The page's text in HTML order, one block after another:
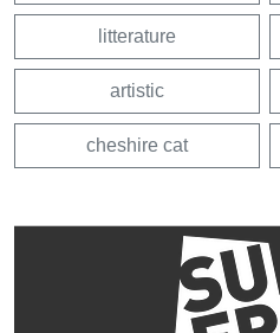
litterature
artistic
cheshire cat